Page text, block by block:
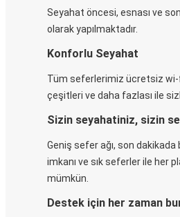
Seyahat öncesi, esnası ve
olarak yapılmaktadır.
Konforlu Seyahat
Tüm seferlerimiz ücretsiz
çeşitleri ve daha fazlası ile
Sizin seyahatiniz, sizin
Geniş sefer ağı, son
imkanı ve sık seferler ile her
mümkün.
Destek için her zaman